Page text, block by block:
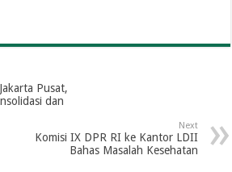
Pusat,
dan
Next
Komisi IX DPR RI ke Kantor LDII
Bahas Masalah Kesehatan